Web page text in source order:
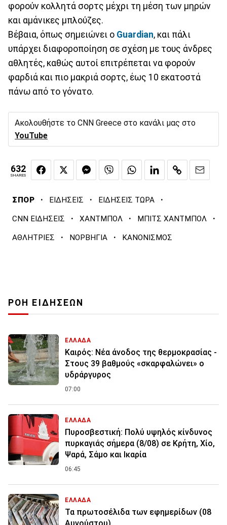
φορούν κολλητά σορτς μέχρι τη μέση των μηρών
και αμάνικες μπλούζες.
Βέβαια, όπως σημειώνει ο Guardian, και πάλι
υπάρχει διαφοροποίηση σε σχέση με τους άνδρες
αθλητές, καθώς αυτοί επιτρέπεται να φορούν
φαρδιά και πιο μακριά σορτς, έως 10 εκατοστά
πάνω από το γόνατο.
Ακολουθήστε το CNN Greece στο κανάλι μας στο
YouTube
632
SHARES
ΣΠΟΡ · ΕΙΔΗΣΕΙΣ · ΕΙΔΗΣΕΙΣ ΤΩΡΑ ·
CNN ΕΙΔΗΣΕΙΣ · ΧΑΝΤΜΠΟΛ · ΜΠΙΤΣ ΧΑΝΤΜΠΟΛ ·
ΑΘΛΗΤΡΙΕΣ · ΝΟΡΒΗΓΙΑ · ΚΑΝΟΝΙΣΜΟΣ
ΡΟΗ ΕΙΔΗΣΕΩΝ
ΕΛΛΑΔΑ
Καιρός: Νέα άνοδος της θερμοκρασίας -
Στους 39 βαθμούς «σκαρφαλώνει» ο
υδράργυρος
07:00
ΕΛΛΑΔΑ
Πυροσβεστική: Πολύ υψηλός κίνδυνος
πυρκαγιάς σήμερα (8/08) σε Κρήτη, Χίο,
Ψαρά, Σάμο και Ικαρία
06:45
ΕΛΛΑΔΑ
Τα πρωτοσέλιδα των εφημερίδων (08